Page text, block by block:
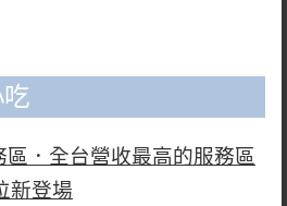
．全台營收最高的服務區
新登場